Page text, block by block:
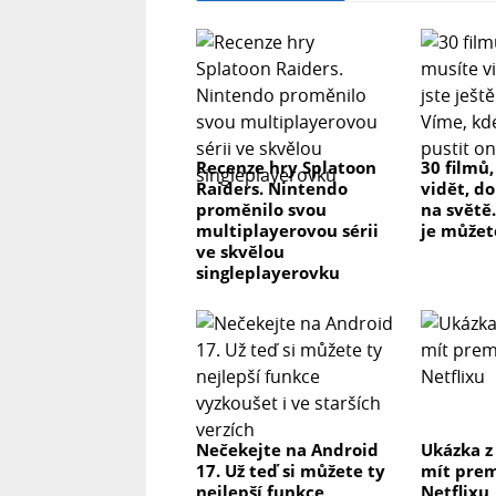
Recenze hry Splatoon
Raiders. Nintendo
proměnilo svou
multiplayerovou sérii
ve skvělou
singleplayerovku
30
vidět,
na
je
Nečekejte na Android
17. Už teď si můžete ty
nejlepší funkce
Ukázka
mít
Netflixu